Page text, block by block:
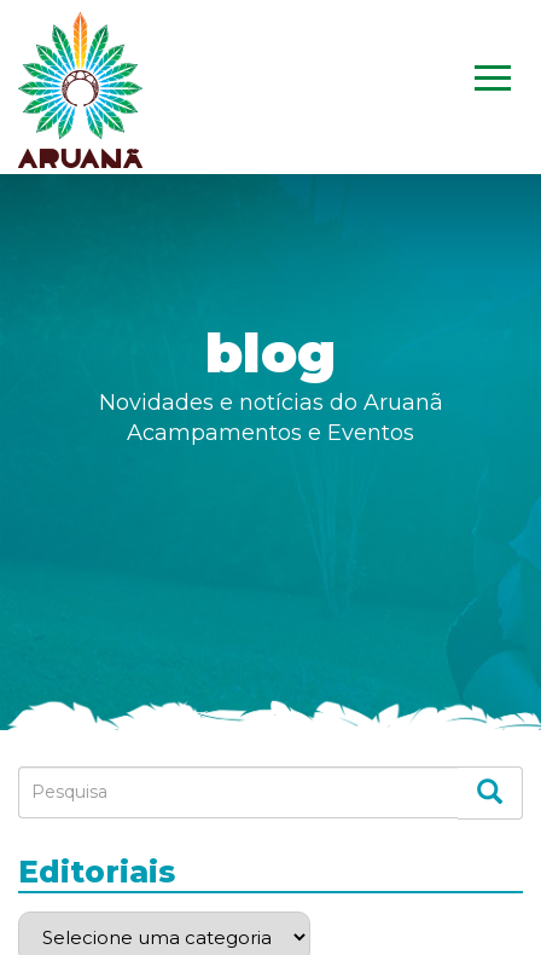
blog
Novidades e notícias do Aruanã
Acampamentos e Eventos
Editoriais